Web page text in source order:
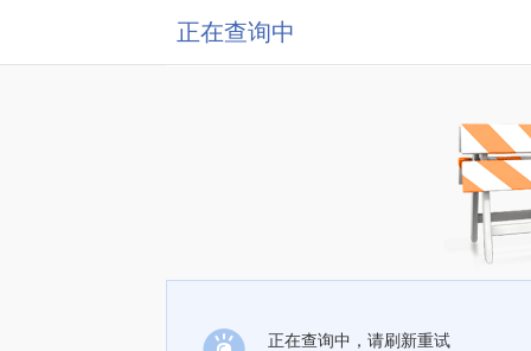
正在查询中
正在查询中，请刷新重试